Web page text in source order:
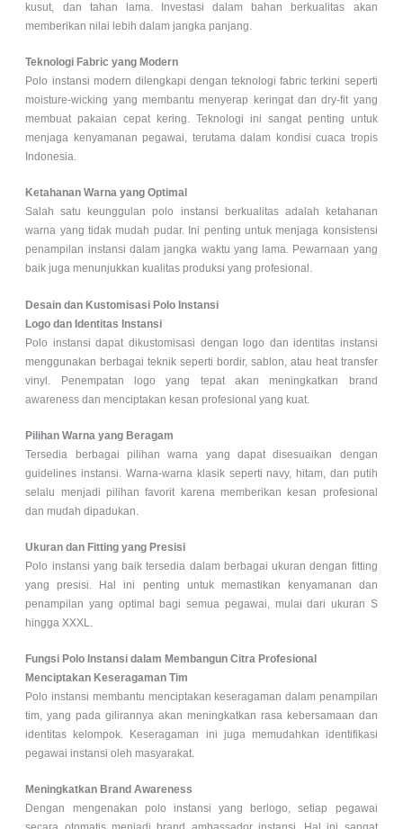
kusut, dan tahan lama. Investasi dalam bahan berkualitas akan
memberikan nilai lebih dalam jangka panjang.
Teknologi Fabric yang Modern
Polo instansi modern dilengkapi dengan teknologi fabric terkini seperti
moisture-wicking yang membantu menyerap keringat dan dry-fit yang
membuat pakaian cepat kering. Teknologi ini sangat penting untuk
menjaga kenyamanan pegawai, terutama dalam kondisi cuaca tropis
Indonesia.
Ketahanan Warna yang Optimal
Salah satu keunggulan polo instansi berkualitas adalah ketahanan
warna yang tidak mudah pudar. Ini penting untuk menjaga konsistensi
penampilan instansi dalam jangka waktu yang lama. Pewarnaan yang
baik juga menunjukkan kualitas produksi yang profesional.
Desain dan Kustomisasi Polo Instansi
Logo dan Identitas Instansi
Polo instansi dapat dikustomisasi dengan logo dan identitas instansi
menggunakan berbagai teknik seperti bordir, sablon, atau heat transfer
vinyl. Penempatan logo yang tepat akan meningkatkan brand
awareness dan menciptakan kesan profesional yang kuat.
Pilihan Warna yang Beragam
Tersedia berbagai pilihan warna yang dapat disesuaikan dengan
guidelines instansi. Warna-warna klasik seperti navy, hitam, dan putih
selalu menjadi pilihan favorit karena memberikan kesan profesional
dan mudah dipadukan.
Ukuran dan Fitting yang Presisi
Polo instansi yang baik tersedia dalam berbagai ukuran dengan fitting
yang presisi. Hal ini penting untuk memastikan kenyamanan dan
penampilan yang optimal bagi semua pegawai, mulai dari ukuran S
hingga XXXL.
Fungsi Polo Instansi dalam Membangun Citra Profesional
Menciptakan Keseragaman Tim
Polo instansi membantu menciptakan keseragaman dalam penampilan
tim, yang pada gilirannya akan meningkatkan rasa kebersamaan dan
identitas kelompok. Keseragaman ini juga memudahkan identifikasi
pegawai instansi oleh masyarakat.
Meningkatkan Brand Awareness
Dengan mengenakan polo instansi yang berlogo, setiap pegawai